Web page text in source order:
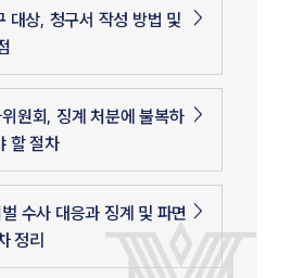
대상, 청구서 작성 방법 및
원회, 징계 처분에 불복하
할 절차
수사 대응과 징계 및 파면
정리